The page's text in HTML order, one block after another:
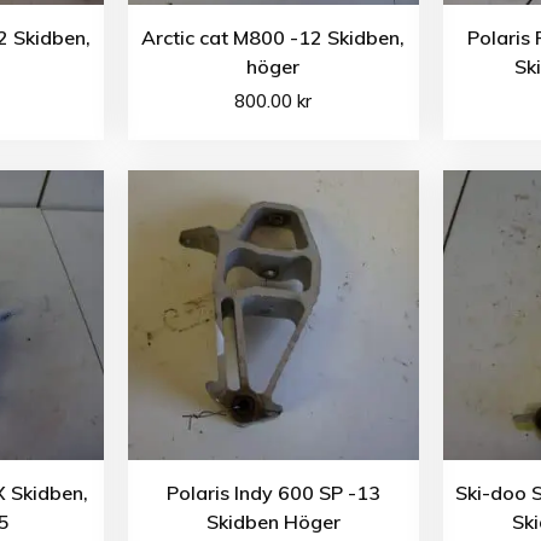
Skidben,
Arctic cat M800 -12 Skidben,
höger
800.00kr
Polaris
Skidben,
Polaris Indy 600 SP -13
Skidben Höger
Ski-doo